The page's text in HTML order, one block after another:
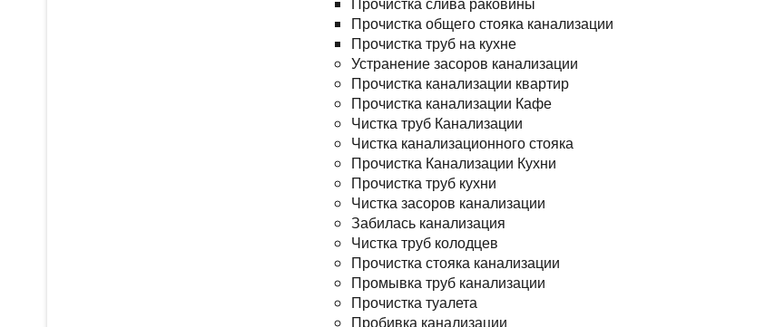
Прочистка общего стояка канализации
Прочистка труб на кухне
Устранение засоров канализации
Прочистка канализации квартир
Прочистка канализации Кафе
Чистка труб Канализации
Чистка канализационного стояка
Прочистка Канализации Кухни
Прочистка труб кухни
Чистка засоров канализации
Забилась канализация
Чистка труб колодцев
Прочистка стояка канализации
Промывка труб канализации
Прочистка туалета